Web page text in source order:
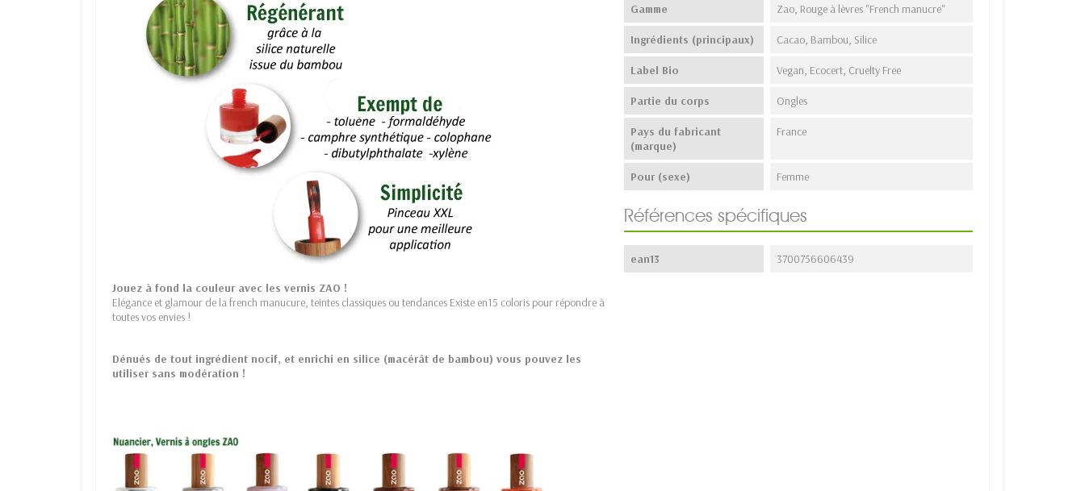
Jouez à fond la couleur avec les vernis ZAO !
Elégance et glamour de la french manucure, teintes classiques ou tendances Existe en15 coloris pour répondre à
toutes vos envies !
Dénués de tout ingrédient nocif, et enrichi en silice (macérât de bambou) vous pouvez les
utiliser sans modération !
Gamme Zao, Rouge à lèvres "French manucre"
Ingrédients (principaux) Cacao, Bambou, Silice
Label Bio Vegan, Ecocert, Cruelty Free
Partie du corps Ongles
Pays du fabricant
(marque)
France
Pour (sexe) Femme
Références spécifiques
ean13 3700756606439